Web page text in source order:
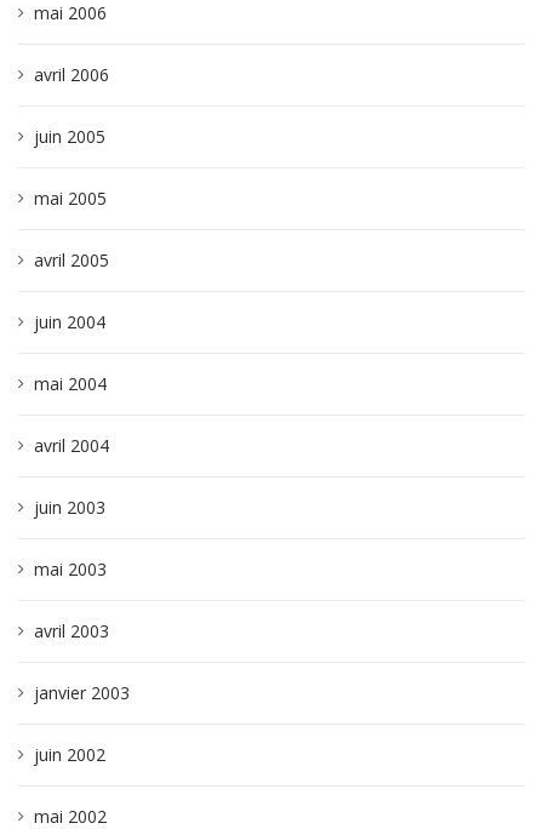
mai 2006
avril 2006
juin 2005
mai 2005
avril 2005
juin 2004
mai 2004
avril 2004
juin 2003
mai 2003
avril 2003
janvier 2003
juin 2002
mai 2002